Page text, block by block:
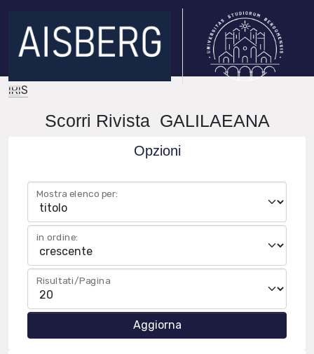
IRIS
Scorri Rivista GALILAEANA
Opzioni
Mostra elenco per:
in ordine:
Risultati/Pagina